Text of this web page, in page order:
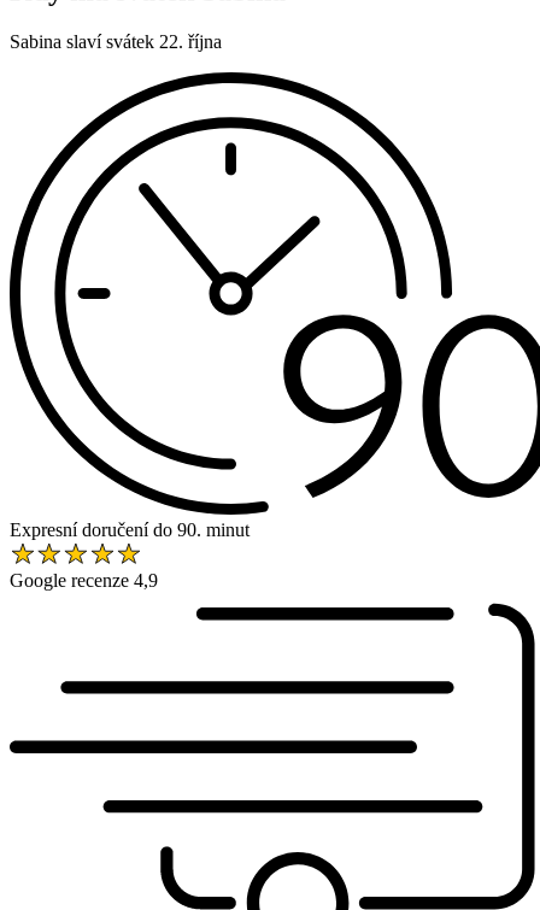
Sabina slaví svátek 22. října
Expresní doručení do 90. minut
Google recenze 4,9